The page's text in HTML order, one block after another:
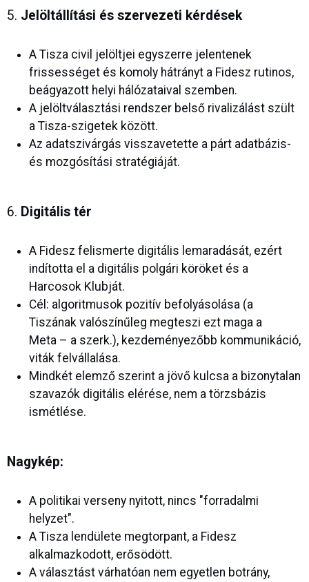
5. Jelöltállítási és szervezeti kérdések
A Tisza civil jelöltjei egyszerre jelentenek
frissességet és komoly hátrányt a Fidesz rutinos,
beágyazott helyi hálózataival szemben.
A jelöltválasztási rendszer belső rivalizálást szült
a Tisza-szigetek között.
Az adatszivárgás visszavetette a párt adatbázis-
és mozgósítási stratégiáját.
6. Digitális tér
A Fidesz felismerte digitális lemaradását, ezért
indította el a digitális polgári köröket és a
Harcosok Klubját.
Cél: algoritmusok pozitív befolyásolása (a
Tiszának valószínűleg megteszi ezt maga a
Meta – a szerk.), kezdeményezőbb kommunikáció,
viták felvállalása.
Mindkét elemző szerint a jövő kulcsa a bizonytalan
szavazók digitális elérése, nem a törzsbázis
ismétlése.
Nagykép:
A politikai verseny nyitott, nincs "forradalmi
helyzet".
A Tisza lendülete megtorpant, a Fidesz
alkalmazkodott, erősödött.
A választást várhatóan nem egyetlen botrány,